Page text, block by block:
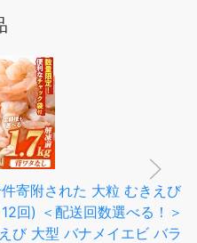
寄附された 大粒 むきえび
回) ＜配送回数選べる！＞
び 大型 バナメイエビ バラ